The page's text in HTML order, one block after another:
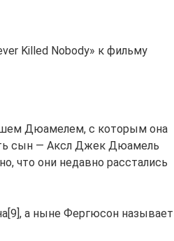
Killed Nobody» к фильму
Дюамелем, с которым она
сын — Аксл Джек Дюамель
что они недавно расстались
а ныне Фергюсон называет